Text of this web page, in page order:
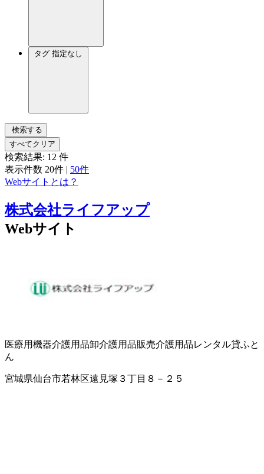
タグ 指定なし
検索する
すべてクリア
検索結果: 12 件
表示件数 20件 | 50件
Webサイトとは？
株式会社ライフアップ
Webサイト
医療用機器介護用品卸介護用品販売介護用品レンタル貸ふと
ん
宮城県仙台市若林区遠見塚３丁目８－２５